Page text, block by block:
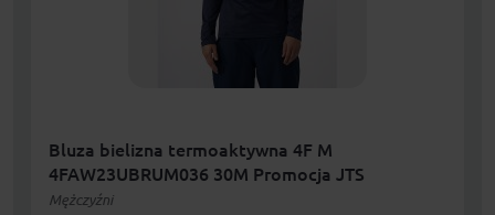
Bluza bielizna termoaktywna 4F M
4FAW23UBRUM036 30M Promocja JTS
Mężczyźni